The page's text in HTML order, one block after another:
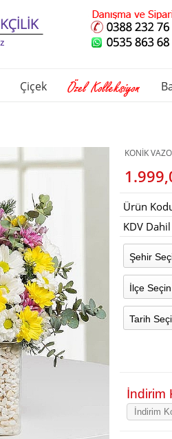
Çiçek
KONİK
Ürün
KDV
Şehir
İlçe Seçin
Tarih
İndirim